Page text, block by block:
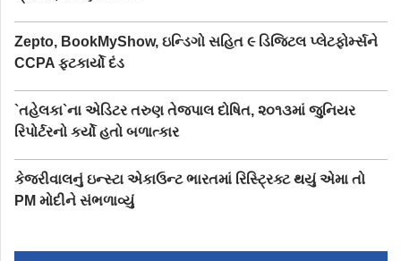
Zepto, BookMyShow, ઇન્ડિગો સહિત ૯ ડિજિટલ પ્લેટફોર્મ્સને
CCPA ફટકાર્યો દંડ
`તહેલકા`ના એડિટર તરુણ તેજપાલ દોષિત, ૨૦૧૩માં જુનિયર
રિપોર્ટરનો કર્યો હતો બળાત્કાર
કેજરીવાલનું ઇન્સ્ટા એકાઉન્ટ ભારતમાં રિસ્ટ્રિક્ટ થયું એમા તો
PM મોદીને સંભળાવ્યું